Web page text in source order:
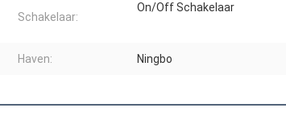
Schakelaar:
On/Off Schakelaar
Haven: Ningbo